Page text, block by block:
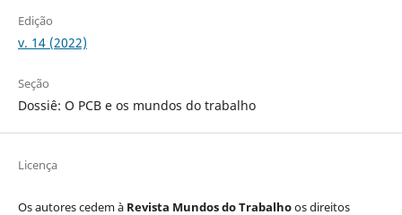
Edição
v. 14 (2022)
Seção
Dossiê: O PCB e os mundos do trabalho
Licença
Os autores cedem à Revista Mundos do Trabalhoos direitos